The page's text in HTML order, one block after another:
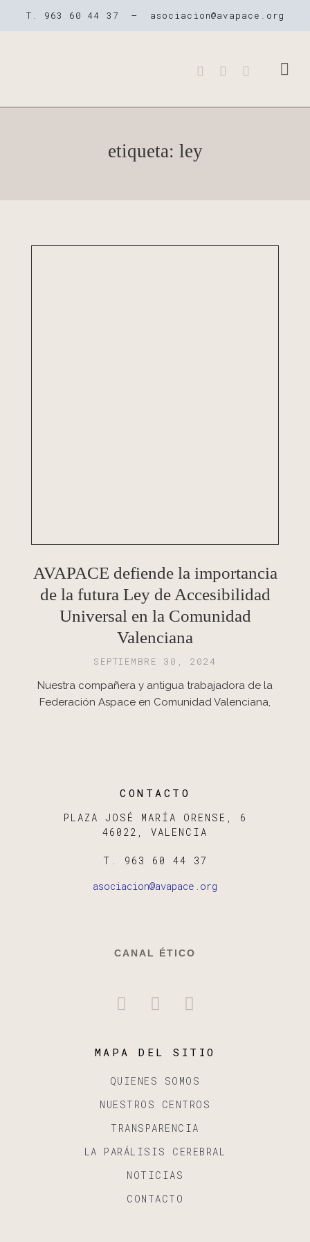
T. 963 60 44 37 – asociacion@avapace.org
etiqueta: ley
AVAPACE defiende la importancia
de la futura Ley de Accesibilidad
Universal en la Comunidad
Valenciana
SEPTIEMBRE 30, 2024
Nuestra compañera y antigua trabajadora de la
Federación Aspace en Comunidad Valenciana,
CONTACTO
PLAZA JOSÉ MARÍA ORENSE, 6
46022, VALENCIA
T. 963 60 44 37
asociacion@avapace.org
CANAL ÉTICO
MAPA DEL SITIO
QUIENES SOMOS
NUESTROS CENTROS
TRANSPARENCIA
LA PARÁLISIS CEREBRAL
NOTICIAS
CONTACTO